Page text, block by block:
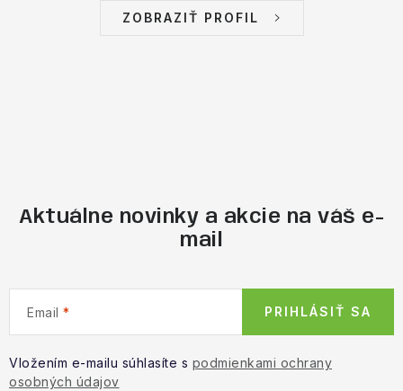
ZOBRAZIŤ PROFIL
Aktuálne novinky a akcie na váš e-
mail
Email
Vložením e-mailu súhlasíte s podmienkami ochrany
osobných údajov
PRIHLÁSIŤ SA